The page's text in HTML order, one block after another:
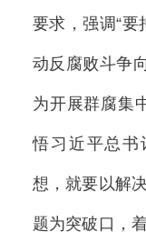
要求，强调“
动反腐败斗争
为开展群腐集
悟习近平总书
想，就要以解
题为突破口，